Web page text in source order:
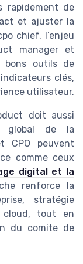
rapidement de
et ajuster la
chief, l’enjeu
manager et
bons outils de
clés,
utilisateur.
doit aussi
global de la
CPO peuvent
comme ceux
digital et la
renforce la
stratégie
cloud, tout en
du comite de